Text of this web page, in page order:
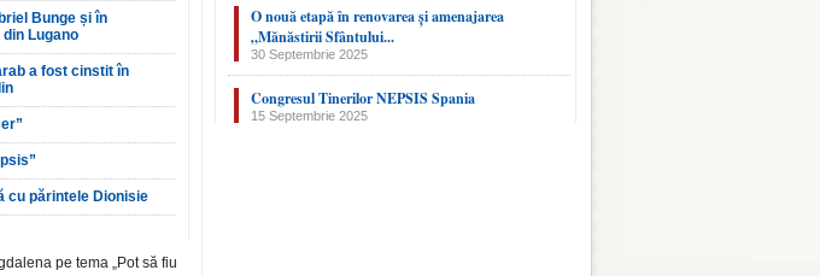
Bunge și în
Lugano
a fost cinstit în
cu părintele Dionisie
pe tema „Pot să fiu
O nouă etapă în renovarea și amenajarea
„Mănăstirii Sfântului...
30 Septembrie 2025
Congresul Tinerilor NEPSIS Spania
15 Septembrie 2025